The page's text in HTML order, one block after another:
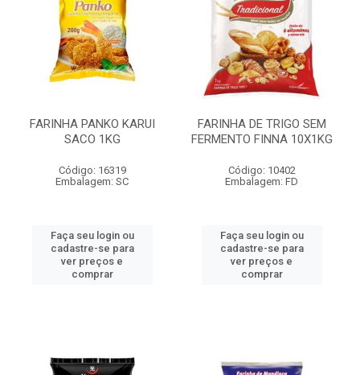
FARINHA PANKO KARUI
SACO 1KG
Código: 16319
Embalagem: SC
Faça seu login ou
cadastre-se para
ver preços e
comprar
FARINHA DE TRIGO SEM
FERMENTO FINNA 10X1KG
Código: 10402
Embalagem: FD
Faça seu login ou
cadastre-se para
ver preços e
comprar